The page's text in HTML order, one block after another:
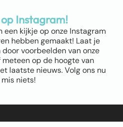
Instagram!
een kijkje op onze Instagram
hebben gemaakt! Laat je
voorbeelden van onze
op de hoogte van
laatste nieuws. Volg ons nu
niets!